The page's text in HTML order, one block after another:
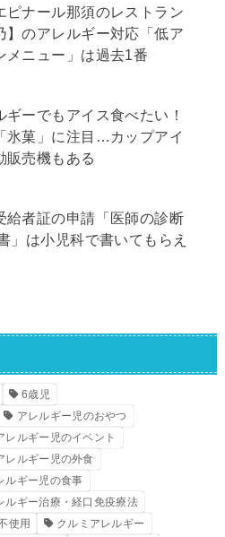
ピナール那須のレストラン
】のアレルギー対応「低ア
メニュー」は過去1番
ギーでもアイス食べたい！
氷菓」に注目…カップアイ
販売機もある
給者証の申請「医師の診断
」は小児科で書いてもらえ
6歳児
アレルギー児のおやつ
レルギー児のイベント
レルギー児の外食
ルギー児の食事
ルギー治療・経口免疫療法
使用
クルミアレルギー